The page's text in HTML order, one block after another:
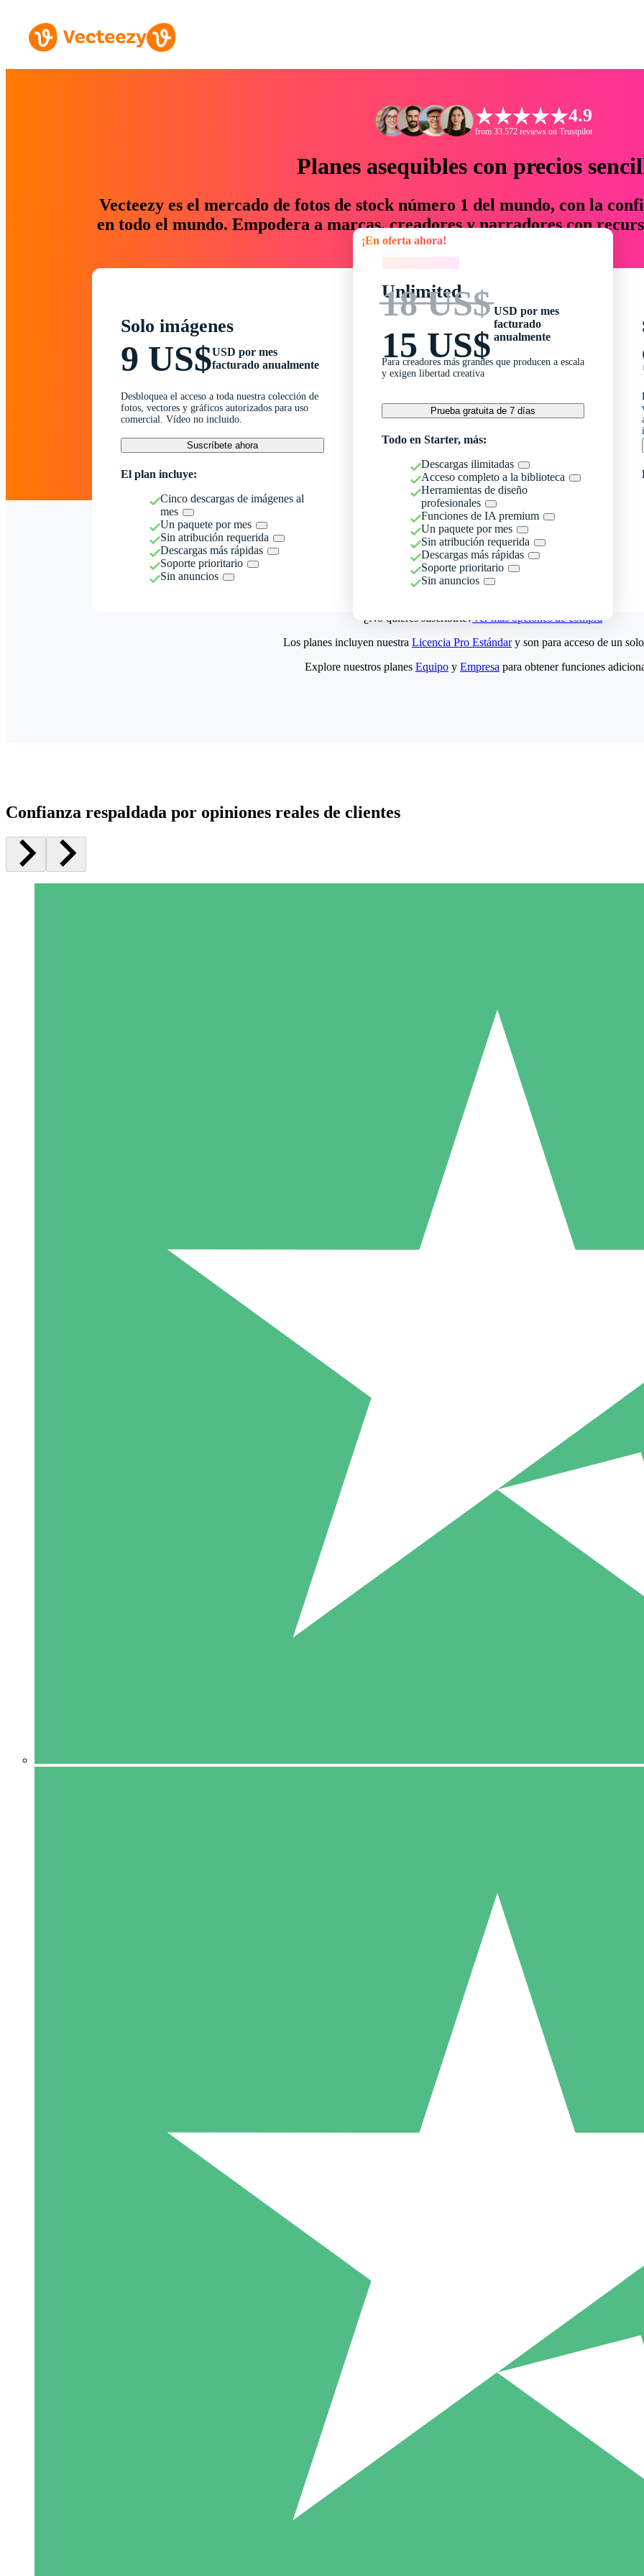
4.9
from 33.572 reviews on Trustpilot
Planes asequibles con precios
Vecteezy es el mercado de fotos de stock número 1 del mundo, con la
en todo el mundo. Empodera a marcas, creadores y narradores con
un 76 % en tiempo y presupuesto.
Solo imágenes
9 US$USD por mes
facturado anualmente
Desbloquea el acceso a toda nuestra colección de
fotos, vectores y gráficos autorizados para uso
comercial. Vídeo no incluido.
Suscríbete ahora
El plan incluye:
Cinco descargas de imágenes al
mes
Un paquete por mes
Sin atribución requerida
Descargas más rápidas
Soporte prioritario
Sin anuncios
¡En oferta ahora!
Unlimited
18 US$
15 US$
USD por mes
facturado
anualmente
Para creadores más grandes que producen a escala
y exigen libertad creativa
Prueba gratuita de 7 días
Todo en Starter, más:
Descargas ilimitadas
Acceso completo a la biblioteca
Herramientas de diseño
profesionales
Funciones de IA premium
Un paquete por mes
Sin atribución requerida
Descargas más rápidas
Soporte prioritario
Sin anuncios
¿No quieres suscribirte?Ver más opciones de compra
5 Descargas
15
Los planes incluyen nuestra Licencia Pro Estándary son para acceso de un
Explore nuestros planes Equipo y Empresa para obtener funciones
Confianza respaldada por opiniones reales de clientes